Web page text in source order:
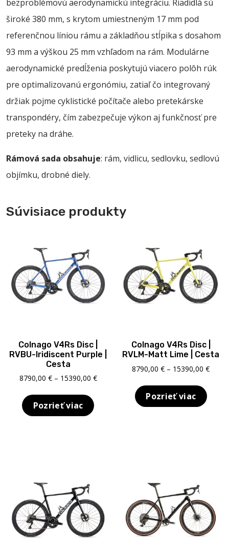
bezproblémovú aerodynamickú integráciu. Riadidlá sú
široké 380 mm, s krytom umiestneným 17 mm pod
referenčnou líniou rámu a základňou stĺpika s dosahom
93 mm a výškou 25 mm vzhľadom na rám. Modulárne
aerodynamické predĺženia poskytujú viacero polôh rúk
pre optimalizovanú ergonómiu, zatiaľ čo integrovaný
držiak pojme cyklistické počítače alebo pretekárske
transpondéry, čím zabezpečuje výkon aj funkčnosť pre
preteky na dráhe.
Rámová sada obsahuje: rám, vidlicu, sedlovku, sedlovú
objímku, drobné diely.
Súvisiace produkty
Colnago V4Rs Disc |
RVBU-Iridiscent Purple |
Cesta
8790,00 € – 15390,00 €Price
Pozrieť viac
Colnago V4Rs Disc |
RVLM-Matt Lime | Cesta
8790,00€ – 15390,00€Price
Pozrieť viac